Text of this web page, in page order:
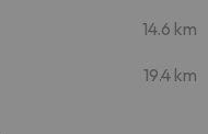
14.6 km
19.4 km